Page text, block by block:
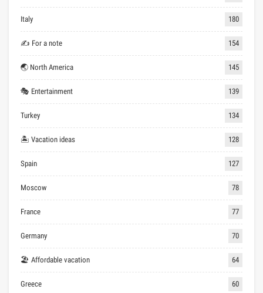
Italy 180
✍ For a note 154
🌏 North America 145
🎭 Entertainment 139
Turkey 134
🏝 Vacation ideas 128
Spain 127
Moscow 78
France 77
Germany 70
🏖 Affordable vacation 64
Greece 60